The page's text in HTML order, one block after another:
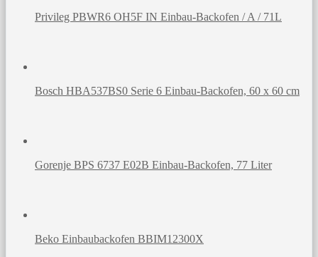
Privileg PBWR6 OH5F IN Einbau-Backofen / A / 71L
Bosch HBA537BS0 Serie 6 Einbau-Backofen, 60 x 60 cm
Gorenje BPS 6737 E02B Einbau-Backofen, 77 Liter
Beko Einbaubackofen BBIM12300X